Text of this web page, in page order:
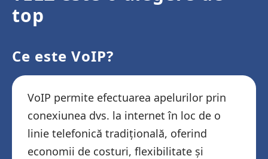
top
Ce este VoIP?
VoIP permite efectuarea apelurilor prin
conexiunea dvs. la internet în loc de o
linie telefonică tradițională, oferind
economii de costuri, flexibilitate și